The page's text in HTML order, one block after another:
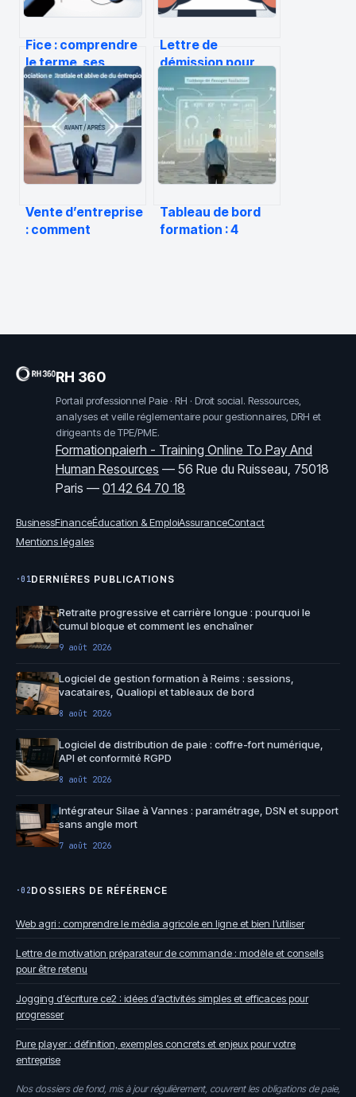
Fice : comprendre
le terme, ses
usages et ses
enjeux numériques
Lettre de
démission pour
harcèlement moral
et psychologique :
modèle et conseils
clés
Vente d’entreprise
: comment
propriétaire
Tableau de bord
formation : 4
RH 360
Portail professionnel Paie · RH · Droit social. Ressources,
analyses et veille réglementaire pour gestionnaires, DRH et
dirigeants de TPE/PME.
Formationpaierh - Training Online To Pay And
Human Resources —56 Rue du Ruisseau, 75018
Paris —01 42 64 70 18
BusinessFinanceÉducation & EmploiAssuranceContact
Mentions légales
·01DERNIÈRES PUBLICATIONS
Retraite progressive et carrière longue : pourquoi le
cumul bloque et comment les enchaîner
9 août 2026
Logiciel de gestion formation à Reims : sessions,
vacataires, Qualiopi et tableaux de bord
8 août 2026
Logiciel de distribution de paie : coffre-fort numérique,
API et conformité RGPD
8 août 2026
Intégrateur Silae à Vannes : paramétrage, DSN et support
sans angle mort
7 août 2026
·02DOSSIERS DE RÉFÉRENCE
Web agri : comprendre le média agricole en ligne et bien l’utiliser
Lettre de motivation préparateur de commande : modèle et conseils
pour être retenu
Jogging d’écriture ce2 : idées d’activités simples et efficaces pour
progresser
Pure player : définition, exemples concrets et enjeux pour votre
entreprise
Nos dossiers de fond, mis à jour régulièrement, couvrent les obligations de paie,